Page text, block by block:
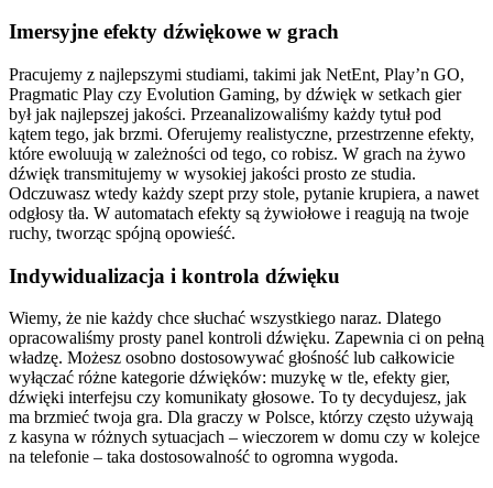
Imersyjne efekty dźwiękowe w grach
Pracujemy z najlepszymi studiami, takimi jak NetEnt, Play’n GO,
Pragmatic Play czy Evolution Gaming, by dźwięk w setkach gier
był jak najlepszej jakości. Przeanalizowaliśmy każdy tytuł pod
kątem tego, jak brzmi. Oferujemy realistyczne, przestrzenne efekty,
które ewoluują w zależności od tego, co robisz. W grach na żywo
dźwięk transmitujemy w wysokiej jakości prosto ze studia.
Odczuwasz wtedy każdy szept przy stole, pytanie krupiera, a nawet
odgłosy tła. W automatach efekty są żywiołowe i reagują na twoje
ruchy, tworząc spójną opowieść.
Indywidualizacja i kontrola dźwięku
Wiemy, że nie każdy chce słuchać wszystkiego naraz. Dlatego
opracowaliśmy prosty panel kontroli dźwięku. Zapewnia ci on pełną
władzę. Możesz osobno dostosowywać głośność lub całkowicie
wyłączać różne kategorie dźwięków: muzykę w tle, efekty gier,
dźwięki interfejsu czy komunikaty głosowe. To ty decydujesz, jak
ma brzmieć twoja gra. Dla graczy w Polsce, którzy często używają
z kasyna w różnych sytuacjach – wieczorem w domu czy w kolejce
na telefonie – taka dostosowalność to ogromna wygoda.